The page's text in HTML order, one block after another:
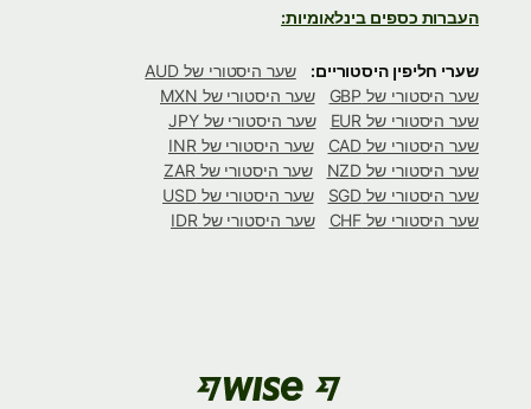
העברות כספים בינלאומיות:
שערי חליפין היסטוריים:
שער היסטורי של AUD
שער היסטורי של GBP
שער היסטורי של MXN
שער היסטורי של EUR
שער היסטורי של JPY
שער היסטורי של CAD
שער היסטורי של INR
שער היסטורי של NZD
שער היסטורי של ZAR
שער היסטורי של SGD
שער היסטורי של USD
שער היסטורי של CHF
שער היסטורי של IDR